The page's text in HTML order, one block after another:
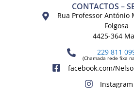
CONTACTOS –
Rua Professor António
Folgosa
4425-364
229 811
(Chamada rede fixa
facebook.com/
Instagram